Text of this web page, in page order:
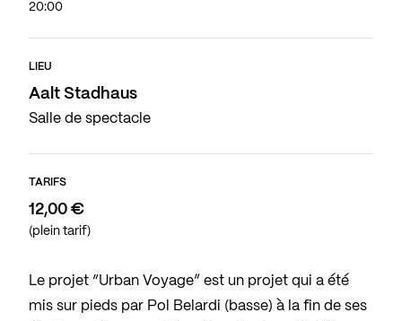
20:00
LIEU
Aalt Stadhaus
Salle de spectacle
TARIFS
12,00 €
(plein tarif)
Le projet “Urban Voyage” est un projet qui a été
mis sur pieds par Pol Belardi (basse) à la fin de ses